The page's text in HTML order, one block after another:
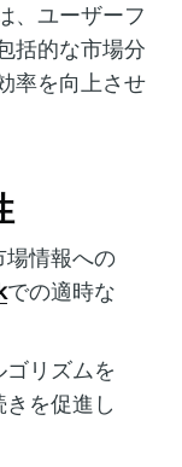
、ユーザーフ
括的な市場分
率を向上させ
場情報への
での適時な
ゴリズムを
を促進し